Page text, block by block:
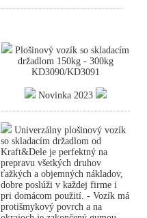
Plošinový vozík so skladacím
držadlom 150kg - 300kg
KD3090/KD3091
Novinka 2023
Univerzálny plošinový vozík
so skladacím držadlom od
Kraft&Dele je perfektný na
prepravu všetkých druhov
ťažkých a objemných nákladov,
dobre poslúži v každej firme i
pri domácom použití. - Vozík má
protišmykový povrch a na